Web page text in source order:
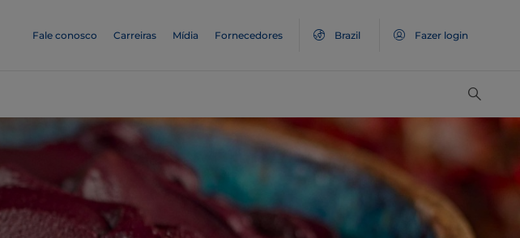
Fale conosco Carreiras Mídia Fornecedores Brazil Fazer login